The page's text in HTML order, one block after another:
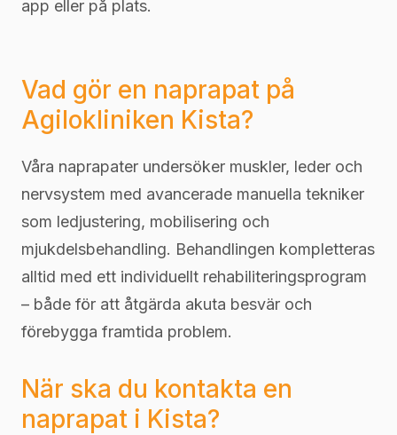
app eller på plats.
Vad gör en naprapat på
Agilokliniken Kista?
Våra naprapater undersöker muskler, leder och
nervsystem med avancerade manuella tekniker
som ledjustering, mobilisering och
mjukdelsbehandling. Behandlingen kompletteras
alltid med ett individuellt rehabiliteringsprogram
– både för att åtgärda akuta besvär och
förebygga framtida problem.
När ska du kontakta en
naprapat i Kista?